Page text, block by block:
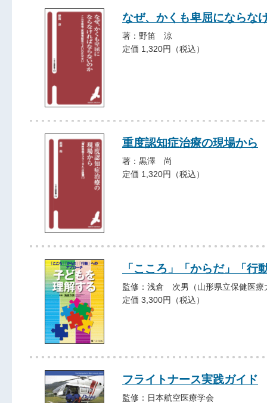
なぜ、かくも卑屈にならな
著：野笛 涼
定価 1,320円（税込）
重度認知症治療の現場から
著：黒澤 尚
定価 1,320円（税込）
「こころ」「からだ」「
監修：浅倉 次男（山形県立保健医療
定価 3,300円（税込）
フライトナース実践ガイド
監修：日本航空医療学会